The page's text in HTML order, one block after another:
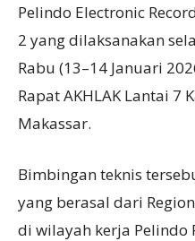
Pelindo Electronic
2 yang dilaksanakan
Rabu (13–14 Januari
Rapat AKHLAK Lantai 7
Makassar.
Bimbingan teknis
yang berasal dari
di wilayah kerja Pelindo